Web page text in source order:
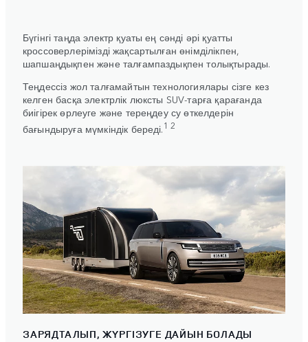
Бүгінгі таңда электр қуаты ең сәнді әрі қуатты
кроссоверлерімізді жақсартылған өнімділікпен,
шапшаңдықпен және талғампаздықпен толықтырады.
Теңдессіз жол талғамайтын технологиялары сізге кез
келген басқа электрлік люксты SUV-тарға қарағанда
биігірек өрлеуге және тереңдеу су өткелдерін
бағындыруға мүмкіндік береді.1 2
ЗАРЯДТАЛЫП, ЖҮРГІЗУГЕ ДАЙЫН БОЛАДЫ